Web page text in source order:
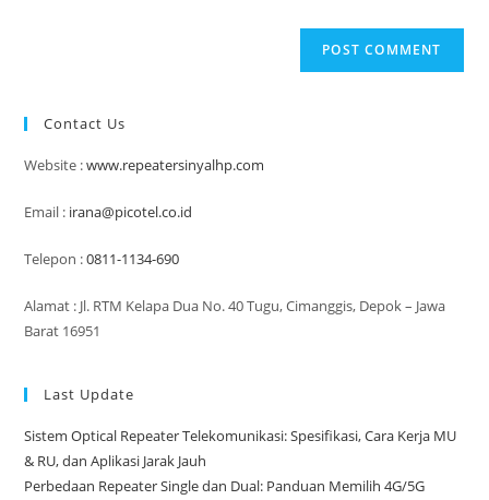
Contact Us
Website :www.repeatersinyalhp.com
Email : irana@picotel.co.id
Telepon :0811-1134-690
Alamat : Jl. RTM Kelapa Dua No. 40 Tugu, Cimanggis, Depok – Jawa
Barat 16951
Last Update
Sistem Optical Repeater Telekomunikasi: Spesifikasi, Cara Kerja MU
& RU, dan Aplikasi Jarak Jauh
Perbedaan Repeater Single dan Dual: Panduan Memilih 4G/5G